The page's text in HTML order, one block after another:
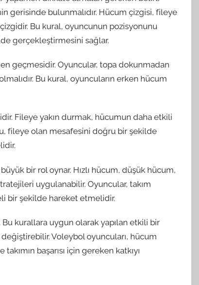
gerisinde bulunmalıdır. Hücum çizgisi, fileye
Bu kural, oyuncunun pozisyonunu
gerçekleştirmesini sağlar.
geçmesidir. Oyuncular, topa dokunmadan
Bu kural, oyuncuların erken hücum
Fileye yakın durmak, hücumun daha etkili
fileye olan mesafesini doğru bir şekilde
bir rol oynar. Hızlı hücum, düşük hücum,
uygulanabilir. Oyuncular, takım
bir şekilde hareket etmelidir.
kurallara uygun olarak yapılan etkili bir
değiştirebilir. Voleybol oyuncuları, hücum
başarısı için gereken katkıyı